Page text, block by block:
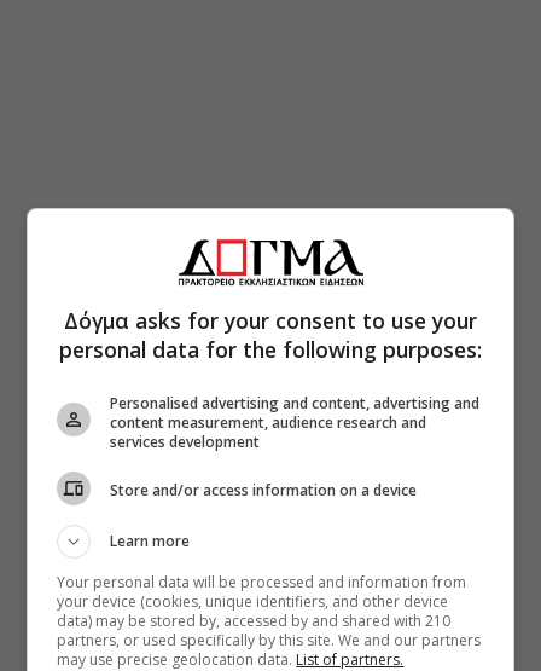
Δόγμα asks for your consent to use your
personal data for the following purposes:
Personalised advertising and content, advertising and
content measurement, audience research and
services development
Store and/or access information on a device
Learn more
Your personal data will be processed and information from
your device (cookies, unique identifiers, and other device
data) may be stored by, accessed by and shared with 210
partners, or used specifically by this site. We and our partners
may use precise geolocation data. List of partners.